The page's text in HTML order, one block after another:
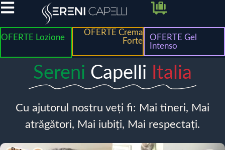
OFERTE Lozione
OFERTE Crema
Forte
OFERTE Gel
Intenso
Sereni Capelli Italia
Cu ajutorul nostru veți fi: Mai tineri, Mai
atrăgători, Mai iubiți, Mai respectați.